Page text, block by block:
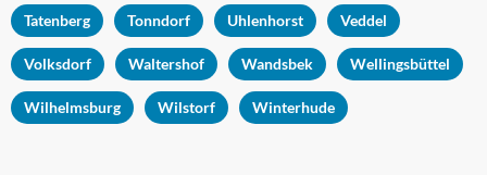
Tatenberg Tonndorf Uhlenhorst Veddel
Volksdorf Waltershof Wandsbek Wellingsbüttel
Wilhelmsburg Wilstorf Winterhude